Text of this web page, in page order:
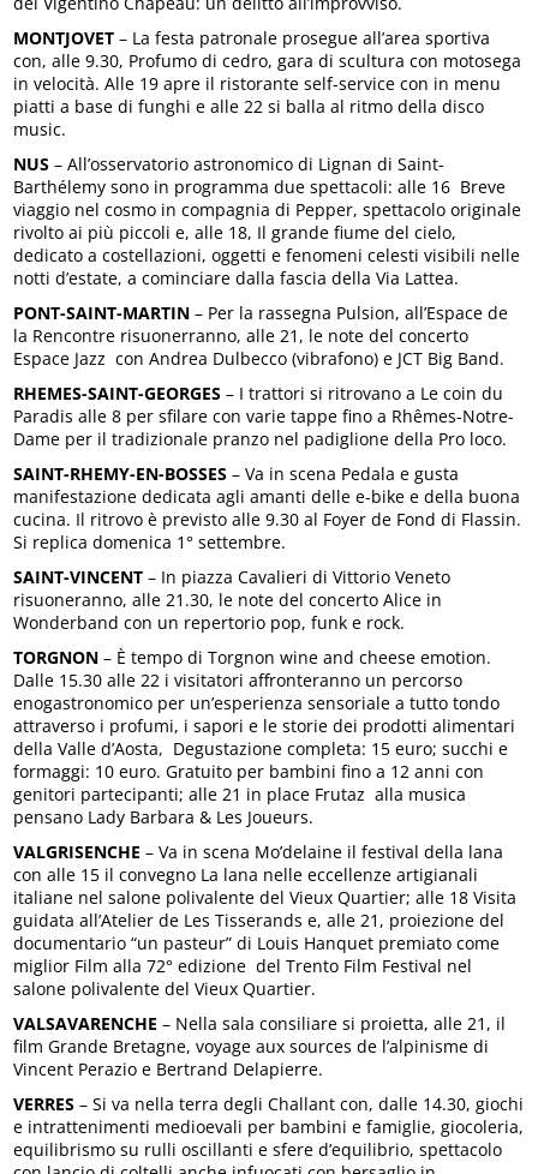
MONTJOVET – La festa patronale prosegue all’area sportiva
con, alle 9.30, Profumo di cedro, gara di scultura con motosega
in velocità. Alle 19 apre il ristorante self-service con in menu
piatti a base di funghi e alle 22 si balla al ritmo della disco
music.
NUS – All’osservatorio astronomico di Lignan di Saint-
Barthélemy sono in programma due spettacoli: alle 16 Breve
viaggio nel cosmo in compagnia di Pepper, spettacolo originale
rivolto ai più piccoli e, alle 18, Il grande fiume del cielo,
dedicato a costellazioni, oggetti e fenomeni celesti visibili nelle
notti d’estate, a cominciare dalla fascia della Via Lattea.
PONT-SAINT-MARTIN – Per la rassegna Pulsion, all’Espace de
la Rencontre risuonerranno, alle 21, le note del concerto
Espace Jazz con Andrea Dulbecco (vibrafono) e JCT Big Band.
RHEMES-SAINT-GEORGES – I trattori si ritrovano a Le coin du
Paradis alle 8 per sfilare con varie tappe fino a Rhêmes-Notre-
Dame per il tradizionale pranzo nel padiglione della Pro loco.
SAINT-RHEMY-EN-BOSSES – Va in scena Pedala e gusta
manifestazione dedicata agli amanti delle e-bike e della buona
cucina. Il ritrovo è previsto alle 9.30 al Foyer de Fond di Flassin.
Si replica domenica 1° settembre.
SAINT-VINCENT – In piazza Cavalieri di Vittorio Veneto
risuoneranno, alle 21.30, le note del concerto Alice in
Wonderband con un repertorio pop, funk e rock.
TORGNON – È tempo di Torgnon wine and cheese emotion.
Dalle 15.30 alle 22 i visitatori affronteranno un percorso
enogastronomico per un’esperienza sensoriale a tutto tondo
attraverso i profumi, i sapori e le storie dei prodotti alimentari
della Valle d’Aosta, Degustazione completa: 15 euro; succhi e
formaggi: 10 euro. Gratuito per bambini fino a 12 anni con
genitori partecipanti; alle 21 in place Frutaz alla musica
pensano Lady Barbara & Les Joueurs.
VALGRISENCHE – Va in scena Mo’delaine il festival della lana
con alle 15 il convegno La lana nelle eccellenze artigianali
italiane nel salone polivalente del Vieux Quartier; alle 18 Visita
guidata all’Atelier de Les Tisserands e, alle 21, proiezione del
documentario “un pasteur” di Louis Hanquet premiato come
miglior Film alla 72° edizione del Trento Film Festival nel
salone polivalente del Vieux Quartier.
VALSAVARENCHE – Nella sala consiliare si proietta, alle 21, il
film Grande Bretagne, voyage aux sources de l’alpinisme di
Vincent Perazio e Bertrand Delapierre.
VERRES – Si va nella terra degli Challant con, dalle 14.30, giochi
e intrattenimenti medioevali per bambini e famiglie, giocoleria,
equilibrismo su rulli oscillanti e sfere d’equilibrio, spettacolo